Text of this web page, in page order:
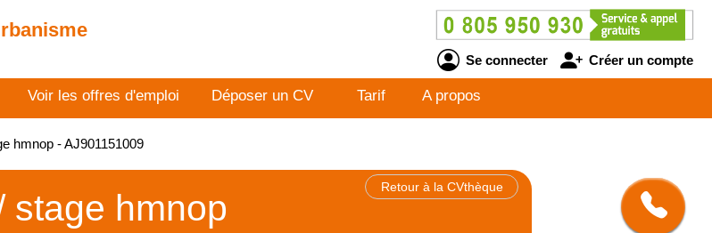
Se connecter Créer un compte
Voir les offres d'emploi Déposer un CV Tarif A propos
hmnop - AJ901151009
Retour à la CVthèque
stage hmnop